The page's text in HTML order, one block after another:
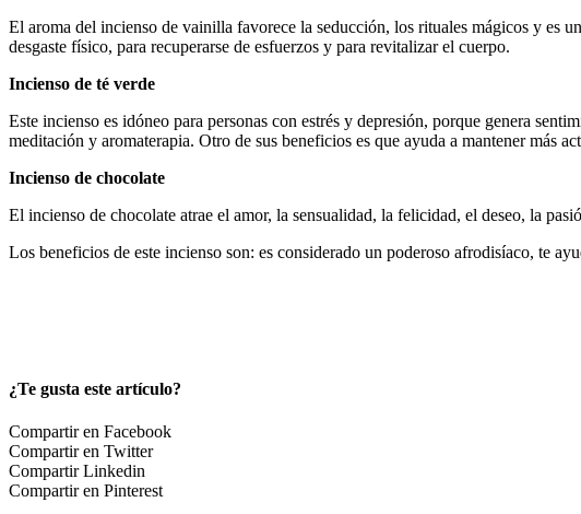
El aroma del incienso de vainilla favorece la seducción, los rituales mágicos y es
desgaste físico, para recuperarse de esfuerzos y para revitalizar el cuerpo.
Incienso de té verde
Este incienso es idóneo para personas con estrés y depresión, porque genera
meditación y aromaterapia. Otro de sus beneficios es que ayuda a mantener más
Incienso de chocolate
El incienso de chocolate atrae el amor, la sensualidad, la felicidad, el deseo, la
Los beneficios de este incienso son: es considerado un poderoso afrodisíaco, te
¿Te gusta este artículo?
Compartir en Facebook
Compartir en Twitter
Compartir Linkedin
Compartir en Pinterest